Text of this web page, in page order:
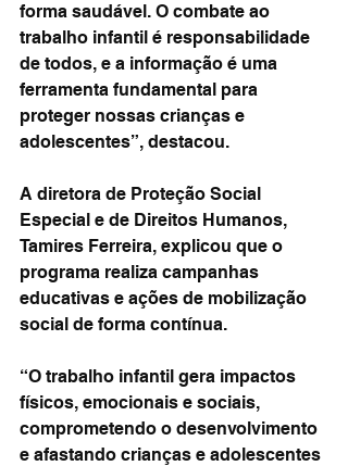
forma saudável. O combate ao
trabalho infantil é responsabilidade
de todos, e a informação é uma
ferramenta fundamental para
proteger nossas crianças e
adolescentes”, destacou.
A diretora de Proteção Social
Especial e de Direitos Humanos,
Tamires Ferreira, explicou que o
programa realiza campanhas
educativas e ações de mobilização
social de forma contínua.
“O trabalho infantil gera impactos
físicos, emocionais e sociais,
comprometendo o desenvolvimento
e afastando crianças e adolescentes